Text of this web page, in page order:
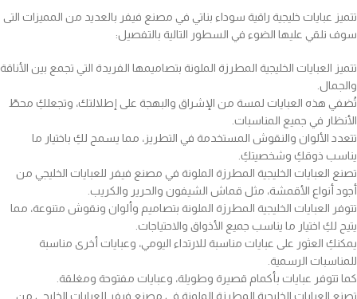
تتميز عبايات خليجية راقية سوداء بناتي في مصنع فيفر بالعديد من المميزات التى
سوف نلقي عليها الضوء في السطور التالية بالتفصيل:
تتميز العبايات الخليجية المطرزة الملونة بتصاميمها الفريدة التي تجمع بين الأناقة
والجمال.
تُضفي هذه العبايات لمسة من الإشراق والبهجة على إطلالتك، وتجعلكِ محطّ
الأنظار في جميع المناسبات.
تتعدد الألوان والنقوش المستخدمة في التطريز، مما يسمح لكِ باختيار ما
يناسب ذوقكِ وشخصيتكِ.
تصنع العبايات الخليجية المطرزة الملونة في مصنع فيفر للعبايات الخليجي من
أجود أنواع الأقمشة، مثل قماش الشيفون والحرير والكريب.
تتوفر العبايات الخليجية المطرزة الملونة بتصاميم وألوان ونقوش متنوعة، مما
يتيح لكِ اختيار ما يناسب جميع الأذواق والاحتياجات.
يمكنكِ العثور على عبايات مناسبة للارتداء اليومي، وعبايات أخرى مناسبة
للمناسبات الرسمية.
كما تتوفر عبايات بأكمام قصيرة وطويلة، وعبايات مفتوحة ومغلقة.
تصنع العبايات الخليجية المطرزة الملونة في مصنع فيفر للعبايات الخليجي من